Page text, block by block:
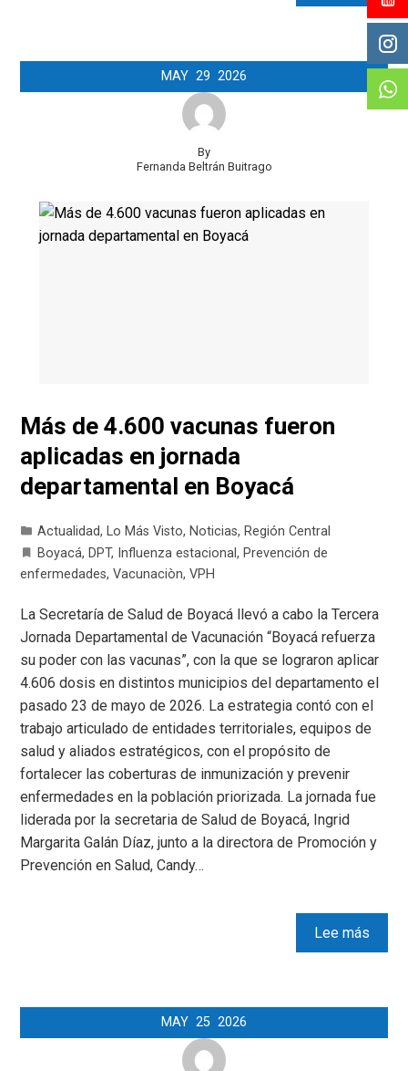
MAY 29 2026
By
Fernanda Beltrán Buitrago
Más de 4.600 vacunas fueron
aplicadas en jornada
departamental en Boyacá
Actualidad, Lo Más Visto, Noticias, Región Central
Boyacá, DPT, Influenza estacional, Prevención de
enfermedades,Vacunaciòn,VPH
La Secretaría de Salud de Boyacá llevó a cabo la Tercera
Jornada Departamental de Vacunación “Boyacá refuerza
su poder con las vacunas”, con la que se lograron aplicar
4.606 dosis en distintos municipios del departamento el
pasado 23 de mayo de 2026. La estrategia contó con el
trabajo articulado de entidades territoriales, equipos de
salud y aliados estratégicos, con el propósito de
fortalecer las coberturas de inmunización y prevenir
enfermedades en la población priorizada. La jornada fue
liderada por la secretaria de Salud de Boyacá, Ingrid
Margarita Galán Díaz, junto a la directora de Promoción y
Prevención en Salud, Candy…
Lee más
MAY 25 2026